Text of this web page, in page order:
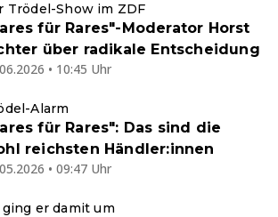
Trödel-Show im ZDF
für Rares"-Moderator Horst
über radikale Entscheidung
• 10:45 Uhr
Alarm
für Rares": Das sind die
reichsten Händler:innen
• 09:47 Uhr
ging er damit um